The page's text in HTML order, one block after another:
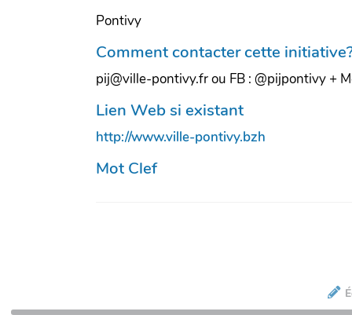
Pontivy
Comment contacter cette
pij@ville-pontivy.fr ou FB : @pijpontivy +
Lien Web si existant
http://www.ville-pontivy.bzh
Mot Clef